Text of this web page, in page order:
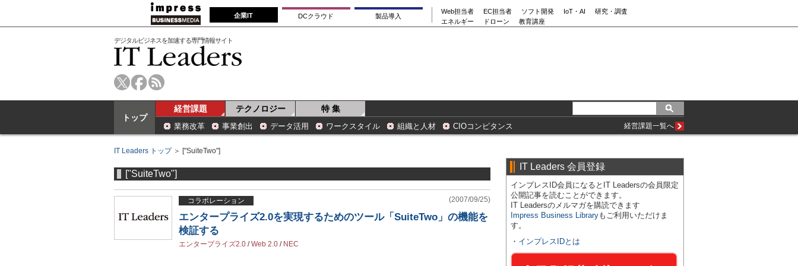
企業IT DCクラウド 製品導入
Web担当者 EC担当者 ソフト開発 IoT・AI
研究・調査
エネルギー
ドローン 教育講座
デジタルビジネスを加速する専門情報サイト
トップ
経営課題 テクノロジー 特 集
業務改革 事業創出 データ活用 ワークスタイル 組織と人材 CIOコンピタンス 経営課題一覧へ
IT Leaders トップ＞ ["SuiteTwo"]
["SuiteTwo"]
コラボレーション (2007/09/25)
エンタープライズ2.0を実現するためのツール「SuiteTwo」の機能を
検証する
エンタープライズ2.0 /Web 2.0 / NEC
IT Leaders 会員登録
インプレスID会員になるとIT Leadersの会員限定
公開記事を読むことができます。
IT Leadersのメルマガを購読できます
Impress Business Libraryもご利用いただけま
す。
・ インプレスIDとは